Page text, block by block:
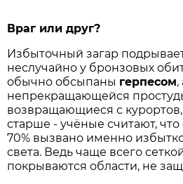
Враг или друг?
Избыточный загар
неслучайно у бронзовых
обычно обсыпаны герпесом,
непрекращающейся
возвращающиеся с
старше - учёные считают,
70% вызвано именно
света. Ведь чаще всего
покрываются области, не